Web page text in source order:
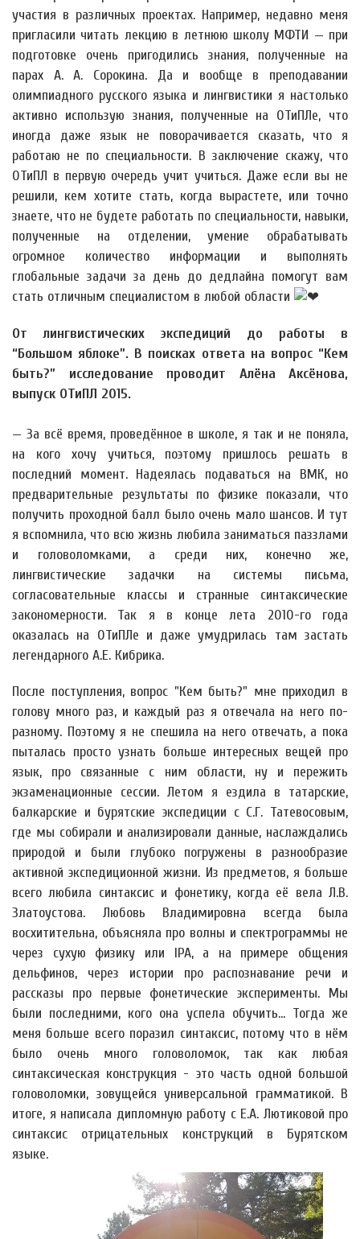
участия в различных проектах. Например, недавно меня
пригласили читать лекцию в летнюю школу МФТИ — при
подготовке очень пригодились знания, полученные на
парах А. А. Сорокина. Да и вообще в преподавании
олимпиадного русского языка и лингвистики я настолько
активно использую знания, полученные на ОТиПЛе, что
иногда даже язык не поворачивается сказать, что я
работаю не по специальности. В заключение скажу, что
ОТиПЛ в первую очередь учит учиться. Даже если вы не
решили, кем хотите стать, когда вырастете, или точно
знаете, что не будете работать по специальности, навыки,
полученные на отделении, умение обрабатывать
огромное количество информации и выполнять
глобальные задачи за день до дедлайна помогут вам
стать отличным специалистом в любой области
От лингвистических экспедиций до работы в
“Большом яблоке”. В поисках ответа на вопрос “Кем
быть?” исследование проводит Алёна Аксёнова,
выпуск ОТиПЛ 2015.
— За всё время, проведённое в школе, я так и не поняла,
на кого хочу учиться, поэтому пришлось решать в
последний момент. Надеялась подаваться на ВМК, но
предварительные результаты по физике показали, что
получить проходной балл было очень мало шансов. И тут
я вспомнила, что всю жизнь любила заниматься паззлами
и головоломками, а среди них, конечно же,
лингвистические задачки на системы письма,
согласовательные классы и странные синтаксические
закономерности. Так я в конце лета 2010-го года
оказалась на ОТиПЛе и даже умудрилась там застать
легендарного А.Е. Кибрика.
После поступления, вопрос "Кем быть?" мне приходил в
голову много раз, и каждый раз я отвечала на него по-
разному. Поэтому я не спешила на него отвечать, а пока
пыталась просто узнать больше интересных вещей про
язык, про связанные с ним области, ну и пережить
экзаменационные сессии. Летом я ездила в татарские,
балкарские и бурятские экспедиции с С.Г. Татевосовым,
где мы собирали и анализировали данные, наслаждались
природой и были глубоко погружены в разнообразие
активной экспедиционной жизни. Из предметов, я больше
всего любила синтаксис и фонетику, когда её вела Л.В.
Златоустова. Любовь Владимировна всегда была
восхитительна, объясняла про волны и спектрограммы не
через сухую физику или IPA, а на примере общения
дельфинов, через истории про распознавание речи и
рассказы про первые фонетические эксперименты. Мы
были последними, кого она успела обучить... Тогда же
меня больше всего поразил синтаксис, потому что в нём
было очень много головоломок, так как любая
синтаксическая конструкция - это часть одной большой
головоломки, зовущейся универсальной грамматикой. В
итоге, я написала дипломную работу с Е.А. Лютиковой про
синтаксис отрицательных конструкций в Бурятском
языке.